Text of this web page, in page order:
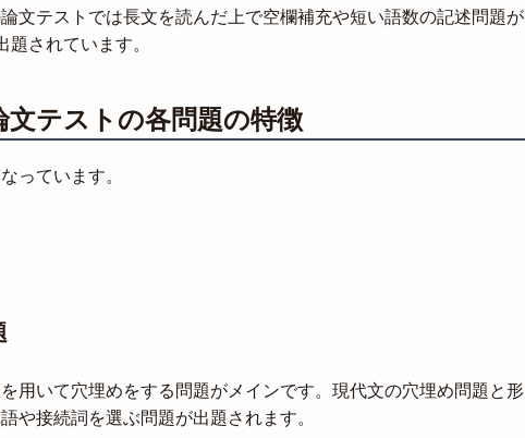
文テストでは長文を読んだ上で空欄補充や短い語数の記述問題が
題されています。
文テストの各問題の特徴
っています。
用いて穴埋めをする問題がメインです。現代文の穴埋め問題と形
や接続詞を選ぶ問題が出題されます。